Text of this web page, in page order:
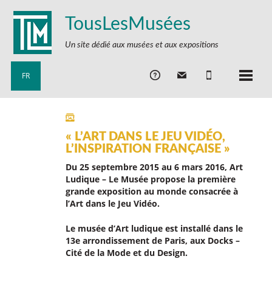
TousLesMusées
Un site dédié aux musées et aux expositions
FR
« L’ART DANS LE JEU VIDÉO,
L’INSPIRATION FRANÇAISE »
Du 25 septembre 2015 au 6 mars 2016, Art
Ludique – Le Musée propose la première
grande exposition au monde consacrée à
l’Art dans le Jeu Vidéo.
Le musée d’Art ludique est installé dans le
13e arrondissement de Paris, aux Docks –
Cité de la Mode et du Design.